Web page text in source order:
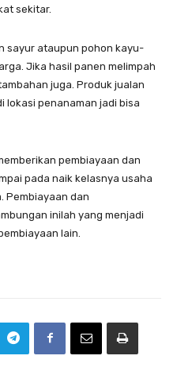
sekitar.
sayur ataupun pohon kayu-
Jika hasil panen melimpah
juga. Produk jualan
lokasi penanaman jadi bisa
pembiayaan dan
pada naik kelasnya usaha
Pembiayaan dan
inilah yang menjadi
lain.